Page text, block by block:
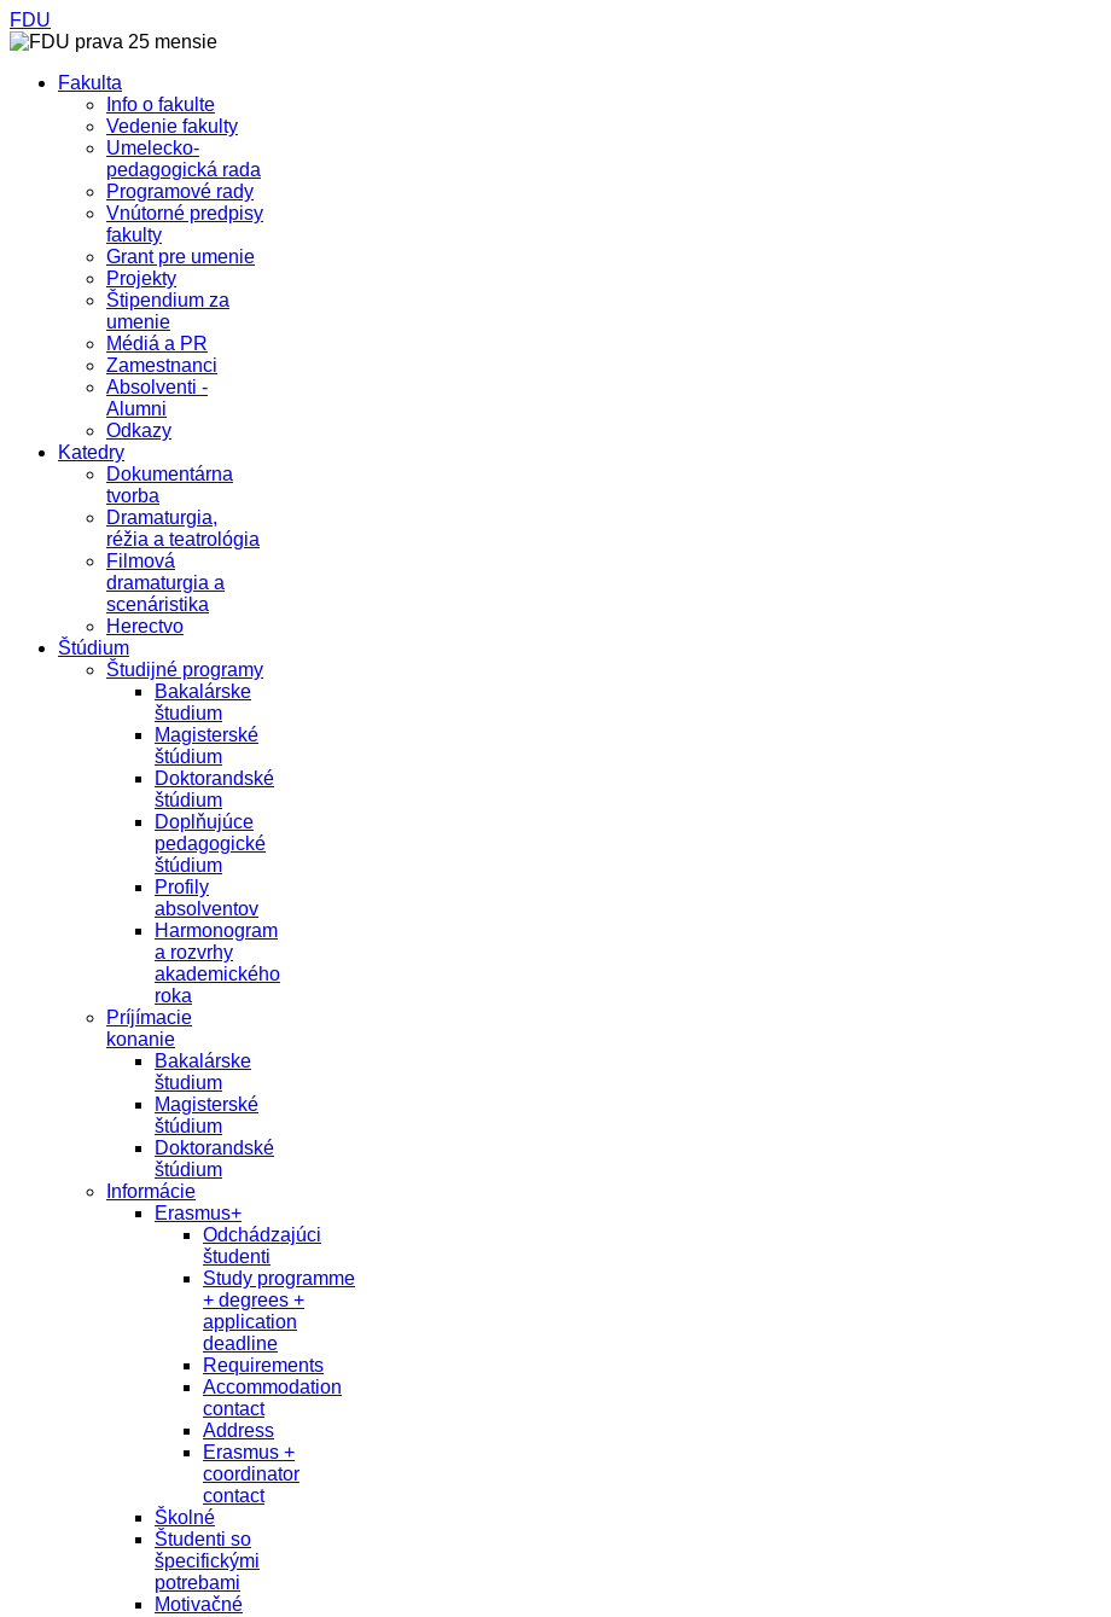
FDU
Fakulta
Info o fakulte
Vedenie fakulty
Umelecko-
pedagogická rada
Programové rady
Vnútorné predpisy
fakulty
Grant pre umenie
Projekty
Štipendium za
umenie
Médiá a PR
Zamestnanci
Absolventi -
Alumni
Odkazy
Katedry
Dokumentárna
tvorba
Dramaturgia,
réžia a teatrológia
Filmová
dramaturgia a
scenáristika
Herectvo
Štúdium
Študijné programy
Bakalárske
študium
Magisterské
štúdium
Doktorandské
štúdium
Doplňujúce
pedagogické
štúdium
Profily
absolventov
Harmonogram
a rozvrhy
akademického
roka
Príjímacie
konanie
Bakalárske
študium
Magisterské
štúdium
Doktorandské
štúdium
Informácie
Erasmus+
Odchádzajúci
študenti
Study programme
+ degrees +
application
deadline
Requirements
Accommodation
contact
Address
Erasmus +
coordinator
contact
Školné
Študenti so
špecifickými
potrebami
Motivačné